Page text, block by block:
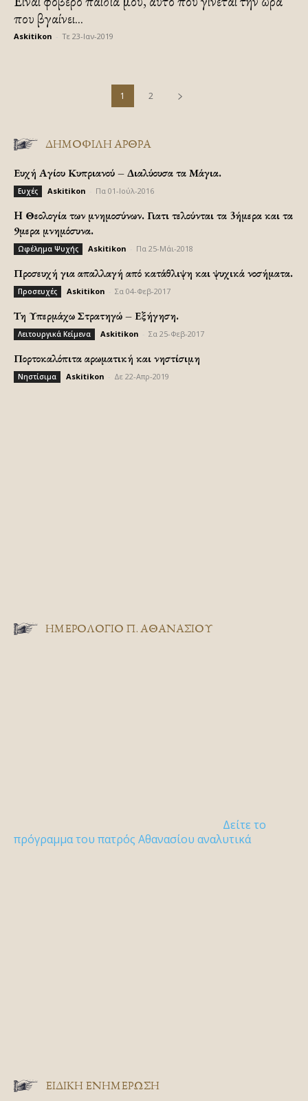
που βγαίνει...
Askitikon Τε 23-Ιαν-2019
1 2
ΔΗΜΟΦΙΛΗ ΑΡΘΡΑ
Ευχή Αγίου Κυπριανού – Διαλύουσα τα Μάγια.
Ευχές Askitikon Πα 01-Ιούλ-2016
H Θεολογία των μνημοσύνων. Γιατι τελούνται τα 3ήμερα και τα
9μερα μνημόσυνα.
Ωφέλημα Ψυχής Askitikon Πα 25-Μάι-2018
Προσευχή για απαλλαγή από κατάθλιψη και ψυχικά νοσήματα.
Προσευχές Askitikon Σα 04-Φεβ-2017
Τη Υπερμάχω Στρατηγώ – Εξήγηση.
Λειτουργικά Κείμενα Askitikon Σα 25-Φεβ-2017
Πορτοκαλόπιτα αρωματική και νηστίσιμη
Νηστίσιμα Askitikon Δε 22-Απρ-2019
ΗΜΕΡΟΛΟΓΙΟ Π. ΑΘΑΝΑΣΙΟΥ
Δείτε το
πρόγραμμα του πατρός Αθανασίου αναλυτικά
ΕΙΔΙΚΉ ΕΝΗΜΈΡΩΣΗ